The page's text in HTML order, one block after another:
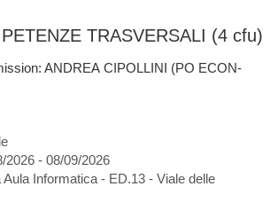
TRASVERSALI (4 cfu)
ANDREA CIPOLLINI (PO ECON-
2026 - 08/09/2026
Aula Informatica - ED.13 - Viale delle